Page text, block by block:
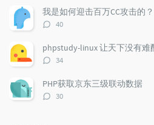
数：
我是如何迎击百万CC攻击的？
评
数：
40
phpstudy-linux 让天下没有难
评
数：
34
PHP获取京东三级联动数据
评
30